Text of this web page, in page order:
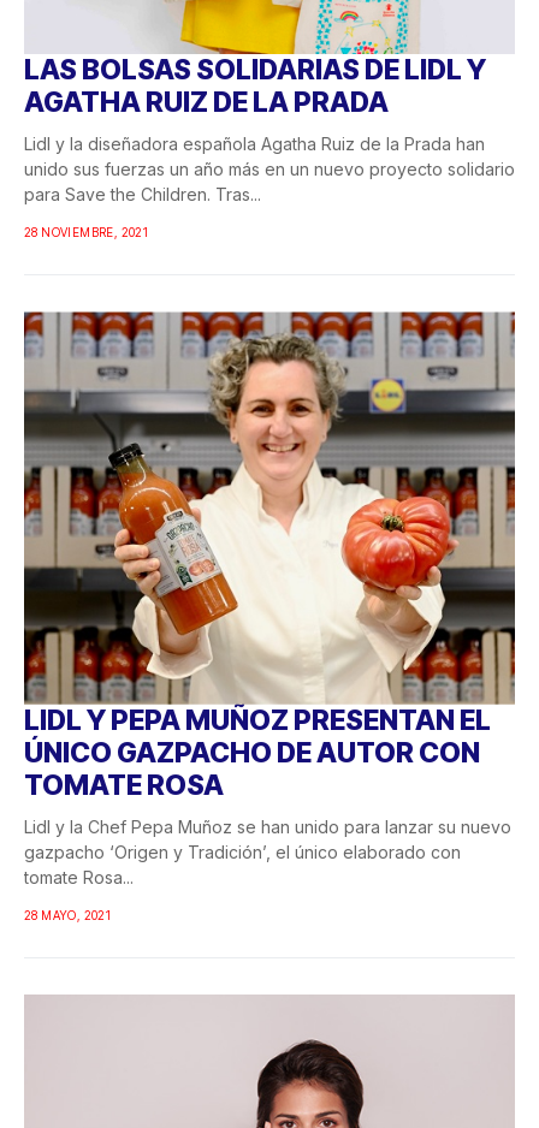
LAS BOLSAS SOLIDARIAS DE LIDL Y
AGATHA RUIZ DE LA PRADA
Lidl y la diseñadora española Agatha Ruiz de la Prada han
unido sus fuerzas un año más en un nuevo proyecto solidario
para Save the Children. Tras...
28 NOVIEMBRE, 2021
LIDL Y PEPA MUÑOZ PRESENTAN EL
ÚNICO GAZPACHO DE AUTOR CON
TOMATE ROSA
Lidl y la Chef Pepa Muñoz se han unido para lanzar su nuevo
gazpacho ‘Origen y Tradición’, el único elaborado con
tomate Rosa...
28 MAYO, 2021